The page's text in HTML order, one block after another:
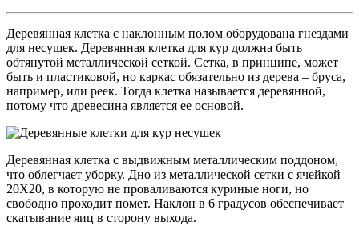
Деревянная клетка с наклонным полом оборудована гнездами
для несушек. Деревянная клетка для кур должна быть
обтянутой металлической сеткой. Сетка, в принципе, может
быть и пластиковой, но каркас обязательно из дерева – бруса,
например, или реек. Тогда клетка называется деревянной,
потому что древесина является ее основой.
Деревянная клетка с выдвижным металлическим поддоном,
что облегчает уборку. Дно из металлической сетки с ячейкой
20Х20, в которую не проваливаются куриные ноги, но
свободно проходит помет. Наклон в 6 градусов обеспечивает
скатывание яиц в сторону выхода.